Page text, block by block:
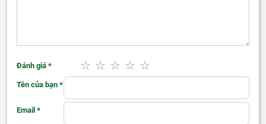
Đánh giá *
Tên của bạn *
Email *